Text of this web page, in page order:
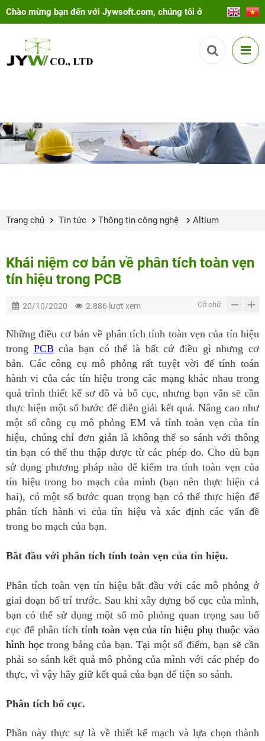
Chào mừng bạn đến với Jywsoft.com, chúng tôi ở
đây để giúp bạn!
Trang chủ Tin tức Thông tin công nghệ Altium
Khái niệm cơ bản về phân tích toàn vẹn
tín hiệu trong PCB
20/10/2020 2.886 lượt xem Cỡ chữ
Những điều cơ bản về phân tích tính toàn vẹn của tín hiệu
trong PCBcủa bạn có thể là bất cứ điều gì nhưng cơ
bản. Các công cụ mô phỏng rất tuyệt vời để tính toán
hành vi của các tín hiệu trong các mạng khác nhau trong
quá trình thiết kế sơ đồ và bố cục, nhưng bạn vẫn sẽ cần
thực hiện một số bước để diễn giải kết quả.Nâng cao như
một số công cụ mô phỏng EM và tính toàn vẹn của tín
hiệu, chúng chỉ đơn giản là không thể so sánh với thông
tin bạn có thể thu thập được từ các phép đo.Cho dù bạn
sử dụng phương pháp nào để kiểm tra tính toàn vẹn của
tín hiệu trong bo mạch của mình (bạn nên thực hiện cả
hai), có một số bước quan trọng bạn có thể thực hiện để
phân tích hành vi của tín hiệu và xác định các vấn đề
trong bo mạch của bạn.
Bắt đầu với phân tích tính toàn vẹn của tín hiệu.
Phân tích toàn vẹn tín hiệu bắt đầu với các mô phỏng ở
giai đoạn bố trí trước. Sau khi xây dựng bố cục của mình,
bạn có thể sử dụng một số mô phỏng quan trọng sau bố
cục để phân tích tính toàn vẹn của tín hiệu phụ thuộc vào
hình họctrong bảng của bạn. Tại một số điểm, bạn sẽ cần
phải so sánh kết quả mô phỏng của mình với các phép đo
thực, vì vậy hãy giữ kết quả của bạn để tiện so sánh.
Phân tích bố cục.
Phần này thực sự là về thiết kế mạch và lựa chọn thành